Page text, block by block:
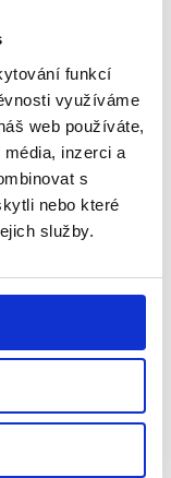
funkcí
využíváme
web používáte,
inzerci a
s
nebo které
služby.
aby dcera
žije
Pavel a